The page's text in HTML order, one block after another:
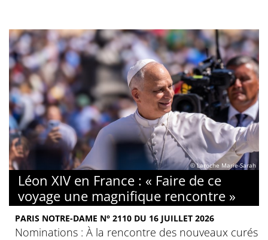
© Laroche Marie-Sarah
Léon XIV en France : « Faire de ce
voyage une magnifique rencontre »
PARIS NOTRE-DAME N° 2110 DU 16 JUILLET 2026
Nominations : À la rencontre des nouveaux curés